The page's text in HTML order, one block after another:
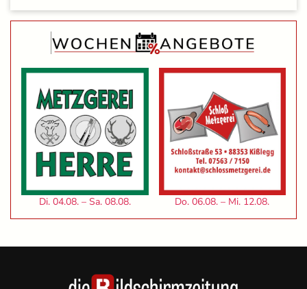
Di. 04.08. – Sa. 08.08. Do. 06.08. – Mi. 12.08.